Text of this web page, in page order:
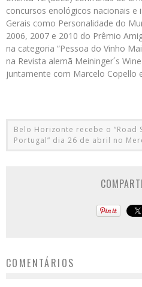
concursos enológicos nacionais e
Gerais como Personalidade do
2006, 2007 e 2010 do Prêmio
na categoria “Pessoa do Vinho
na Revista alemã Meininger´s
juntamente com Marcelo Copello
Belo Horizonte recebe o “Road
Portugal” dia 26 de abril no
COMENTÁRIOS